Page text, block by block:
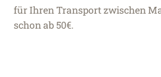
für Ihren Transport zwischen
schon ab 50€.